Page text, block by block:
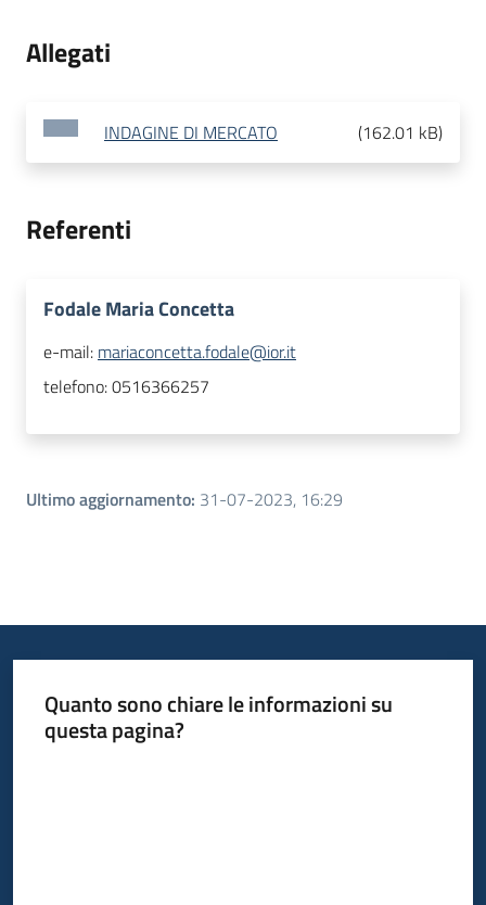
Allegati
INDAGINE DI MERCATO (162.01 kB)
Referenti
Fodale Maria Concetta
e-mail: mariaconcetta.fodale@ior.it
telefono:0516366257
Ultimo aggiornamento: 31-07-2023, 16:29
Quanto sono chiare le informazioni su
questa pagina?